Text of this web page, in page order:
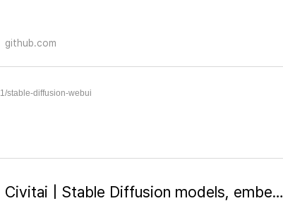
github.com
stable-diffusion-webui
Civitai | Stable Diffusion models, embeddings, LoRAs and more